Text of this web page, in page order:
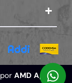
AMD Agencia